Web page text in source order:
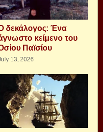
δεκάλογος: Ένα
κείμενο του
Παϊσίου
13, 2026